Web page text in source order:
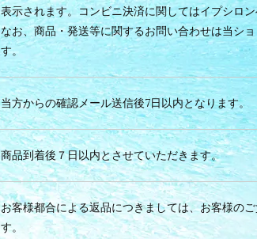
表示されます。コンビニ決済に関してはイプシロン
なお、商品・発送等に関するお問い合わせは当シ
す。
当方からの確認メール送信後7日以内となります。
商品到着後７日以内とさせていただきます。
お客様都合による返品につきましては、お客様の
す。